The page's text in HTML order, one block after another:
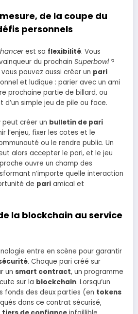
de la coupe du
personnels
est sa flexibilité. Vous
du prochain Superbowl?
pouvez aussi créer un pari
et ludique : parier avec un ami
prochaine partie de billard, ou
d’un simple jeu de pile ou face.
peut créer un bulletin de pari
l’enjeu, fixer les cotes et le
ou le rendre public. Un
alors accepter le pari, et le jeu
ouvre un champ des
n’importe quelle interaction
de pari amical et
la blockchain au service
entre en scène pour garantir
. Chaque pari créé sur
un smart contract, un programme
sur la blockchain. Lorsqu’un
fonds des deux parties (en tokens
dans ce contrat sécurisé,